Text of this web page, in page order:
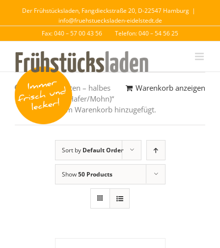
Der Frühstücksladen, Fangdieckstraße 20, D-22547 Hamburg |
info@fruehstuecksladen-eidelstedt.de
Fax: 040 – 57 00 43 56
Telefon: 040 – 54 56 25
Warenkorb anzeigen
„Käse div. Sorten – halbes
Weltmeister (Hafer/Mohn)“
wurde deinem Warenkorb hinzugefügt.
Sort by Default Order
Show50 Products